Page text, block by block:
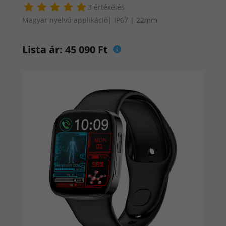
optimalizálja alvási szokásaidat, és stílusos
kiegészítőként is megjelenik a csuklódon, így
stílusodról.
segítsen elérni az új énedet. Az élet a csuklódon
kezdődik, szóval ne habozz, szerezd be most!
Őrzik az Aktivitásodat:
Az egészségügyi okosórák nem csak az időt
mutatják, hanem figyelemmel kísérik a napi
aktivitásodat is. Legyen szó lépéseidről, elégetett
kalóriákról vagy a naponta megtett távolságról,
minden fontos adat a csuklódon lesz.
Szívbarát Funkciók:
3 értékelés
Magyar nyelvű applikáció| IP67 | 22mm
Lista ár: 45 090 Ft